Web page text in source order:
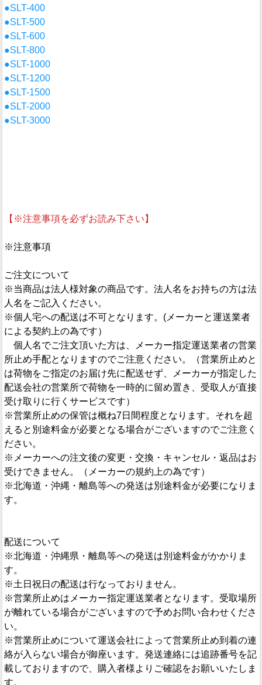
●SLT-400
●SLT-500
●SLT-600
●SLT-800
●SLT-1000
●SLT-1200
●SLT-1500
●SLT-2000
●SLT-3000
【※注意事項を必ずお読み下さい】
※注意事項
ご注文について
※当商品は法人様対象の商品です。法人名をお持ちの方は法
人名をご記入ください。
※個人宅への配送は不可となります。(メーカーと運送業者
による契約上の為です）
個人名でご注文頂いた方は、メーカー指定運送業者の営業
所止め手配となりますのでご注意ください。（営業所止めと
は荷物をご指定のお届け先に配送せず、メーカーが指定した
配送会社の営業所で荷物を一時的に留め置き、受取人が直接
受け取りに行くサービスです）
※営業所止めの保管は概ね7日間程度となります。それを超
えると別途料金が必要となる場合がございますのでご注意く
ださい。
※メーカーへの注文後の変更・交換・キャンセル・返品はお
受けできません。（メーカーの規約上の為です）
※北海道・沖縄・離島等への発送は別途料金が必要になりま
す。
配送について
※北海道・沖縄県・離島等への発送は別途料金がかかりま
す。
※土日祝日の配送は行なっておりません。
※営業所止めはメーカー指定運送業者となります。受取場所
が離れている場合がございますので予めお問い合わせくださ
い。
※営業所止めについて運送会社によって営業所止め到着の連
絡が入らない場合が御座います。発送連絡には追跡番号を記
載しておりますので、購入者様よりご確認をお願いいたしま
す。